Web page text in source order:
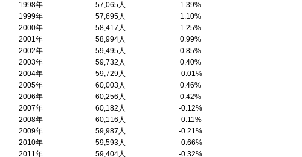
1998年
57,065人
1.39%
1999年
57,695人
1.10%
2000年
58,417人
1.25%
2001年
58,994人
0.99%
2002年
59,495人
0.85%
2003年
59,732人
0.40%
2004年
59,729人
-0.01%
2005年
60,003人
0.46%
2006年
60,256人
0.42%
2007年
60,182人
-0.12%
2008年
60,116人
-0.11%
2009年
59,987人
-0.21%
2010年
59,593人
-0.66%
2011年
59,404人
-0.32%